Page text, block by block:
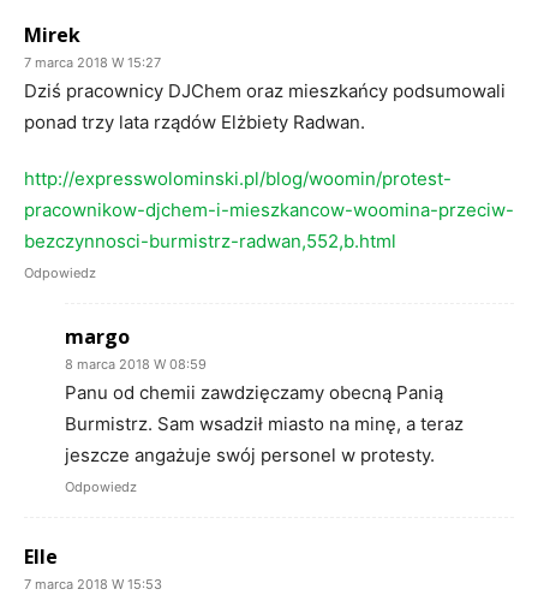
Mirek
7 marca 2018 W 15:27
Dziś pracownicy DJChem oraz mieszkańcy podsumowali
ponad trzy lata rządów Elżbiety Radwan.
http://expresswolominski.pl/blog/woomin/protest-
pracownikow-djchem-i-mieszkancow-woomina-przeciw-
bezczynnosci-burmistrz-radwan,552,b.html
Odpowiedz
margo
8 marca 2018 W 08:59
Panu od chemii zawdzięczamy obecną Panią
Burmistrz. Sam wsadził miasto na minę, a teraz
jeszcze angażuje swój personel w protesty.
Odpowiedz
Elle
7 marca 2018 W 15:53